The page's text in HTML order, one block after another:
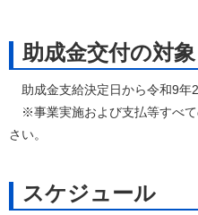
助成金交付の対
助成金支給決定日から令和9年
※事業実施および支払等すべて
さい。
スケジュール